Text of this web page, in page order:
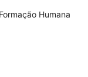
Humana